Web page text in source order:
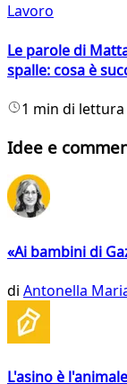
Lavoro
Le parole di
spalle: cosa è
1 min di lettura
Idee e
«Ai bambini di
di Antonella
L'asino è